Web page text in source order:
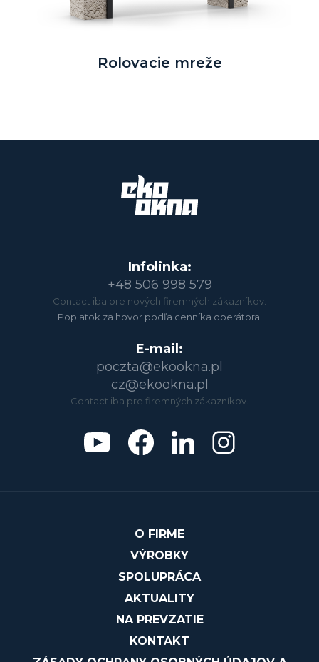
Rolovacie mreže
Infolinka:
+48 506 998 579
Contact iba pre nových firemných zákazníkov.
Poplatok za hovor podľa cenníka operátora.
E-mail:
poczta@ekookna.pl
cz@ekookna.pl
Contact iba pre firemných zákazníkov.
O FIRME
VÝROBKY
SPOLUPRÁCA
AKTUALITY
NA PREVZATIE
KONTAKT